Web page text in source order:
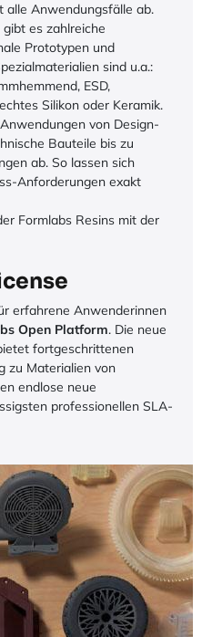
alle Anwendungsfälle ab.
gibt es zahlreiche
Prototypen und
sind u.a.:
ESD,
Silikon oder Keramik.
von Design-
Bauteile bis zu
ab. So lassen sich
Anforderungen exakt
Formlabs Resins mit der
erfahrene Anwenderinnen
Open Platform. Die neue
fortgeschrittenen
zu Materialien von
endlose neue
professionellen SLA-